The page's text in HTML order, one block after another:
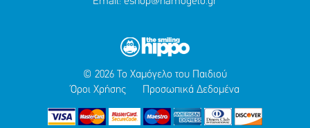
© 2026 Το Χαμόγελο του Παιδιού
Όροι Χρήσης
Προσωπικά Δεδομένα